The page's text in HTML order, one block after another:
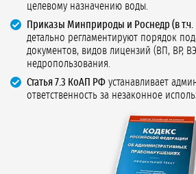
целевому назначению воды.
Приказы Минприроды и Роснедр (в
детально регламентируют порядок
документов, видов лицензий (ВП, ВР,
недропользования.
Статья 7.3 КоАП РФ устанавливает
ответственность за незаконное